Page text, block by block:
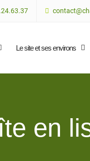
Le site et ses environs
en